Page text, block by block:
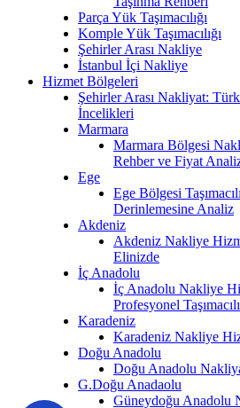
Parça Yük Taşımacılığı
Komple Yük Taşımacılığı
Şehirler Arası Nakliye
İstanbul İçi Nakliye
Hizmet Bölgeleri
Şehirler Arası Nakliyat:
İncelikleri
Marmara
Marmara Bölgesi
Rehber ve Fiyat
Ege
Ege Bölgesi
Derinlemesine Analiz
Akdeniz
Akdeniz Nakliye
Elinizde
İç Anadolu
İç Anadolu Nakliye
Profesyonel
Karadeniz
Karadeniz Nakliye
Doğu Anadolu
Doğu Anadolu
G.Doğu Anadaolu
Güneydoğu Anadolu